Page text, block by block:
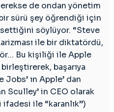
de ondan yönetim
sürü şey öğrendiği için
söylüyor. “Steve
ile bir diktatördü,
Bu kişiliği ile Apple
başarıya
ın Apple’ dan
Sculley’ in CEO olarak
ifadesi ile “karanlık”)